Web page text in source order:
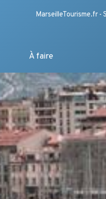
MarseilleTourisme.fr -
À faire